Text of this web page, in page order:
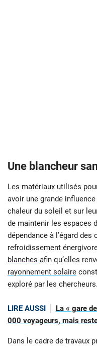
Une blancheur
Les matériaux utilisés
avoir une grande
chaleur du soleil et sur
de maintenir les espaces
dépendance à l’égard
refroidissement
blanches afin qu’elles
rayonnement solaire
exploré par les chercheurs.
LIRE AUSSI
La « gare
000 voyageurs, mais
Dans le cadre de travaux